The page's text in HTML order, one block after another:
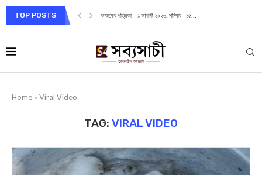
TOP POSTS আজকের পত্রিকা – ১ আগস্ট ২০২৬, শনিবার– ১৫...
Home » Viral Video
TAG: VIRAL VIDEO